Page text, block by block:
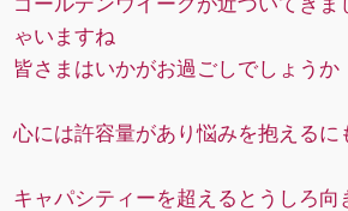
ゃいますね
皆さまはいかがお過ごしでしょうか
心には許容量があり悩みを抱えるに
キャパシティーを超えるとうしろ